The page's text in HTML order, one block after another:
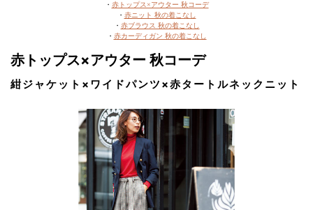
・ 赤トップス×アウター 秋コーデ
・ 赤ニット 秋の着こなし
・ 赤ブラウス 秋の着こなし
・ 赤カーディガン 秋の着こなし
赤トップス×アウター 秋コーデ
紺ジャケット×ワイドパンツ×赤タートルネックニット